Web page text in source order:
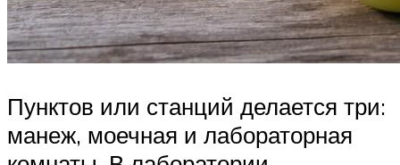
Пунктов или станций делается три:
манеж, моечная и лабораторная